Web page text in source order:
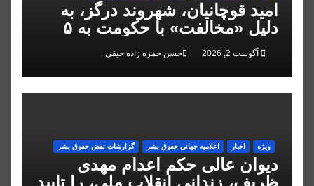
امید قوچانیان، شهروند درگز، به
دلیل «مخالفت» با حکومت به ۵
سال زندان محکوم شد
آگوست 2, 2026 حسن حمزه زاده حیقی
ویژه اخبار اعلاميه جهانی حقوق بشر گزارشات نقض حقوق بشر
دیوان عالی حکم اعدام مهدی